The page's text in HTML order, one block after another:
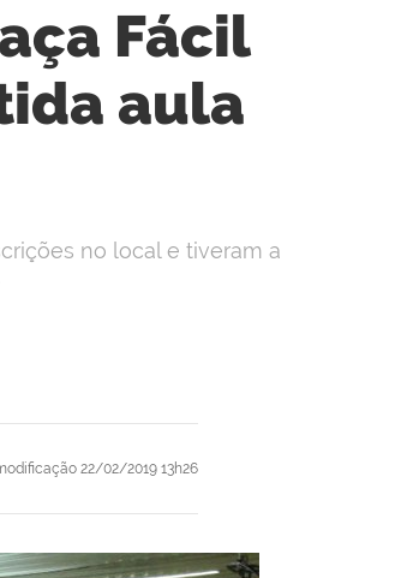
Fácil
aula
22/02/2019 13h26
no local e tiveram a